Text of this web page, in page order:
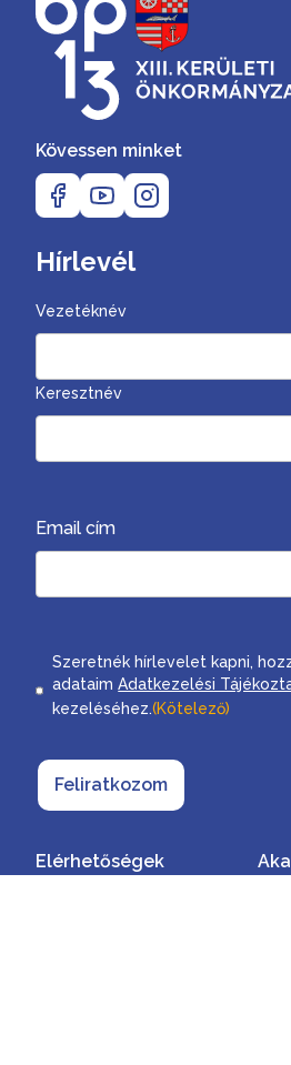
Kövessen minket
Hírlevél
Vezetéknév
Keresztnév
Email cím
Consent
Szeretnék hírlevelet kapni,
adataimAdatkezelési
kezeléséhez.(Kötelező)
Feliratkozom
Elérhetőségek